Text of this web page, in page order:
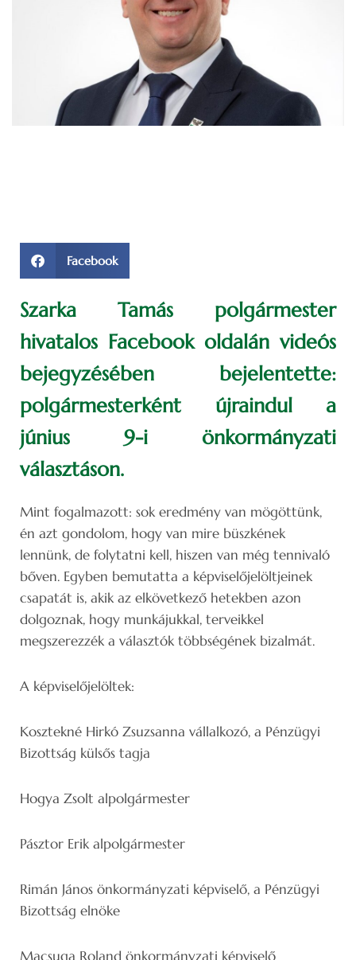
Facebook
Szarka Tamás polgármester
hivatalos Facebook oldalán videós
bejegyzésében bejelentette:
polgármesterként újraindul a
június 9-i önkormányzati
választáson.
Mint fogalmazott: sok eredmény van mögöttünk,
én azt gondolom, hogy van mire büszkének
lennünk, de folytatni kell, hiszen van még tennivaló
bőven. Egyben bemutatta a képviselőjelöltjeinek
csapatát is, akik az elkövetkező hetekben azon
dolgoznak, hogy munkájukkal, terveikkel
megszerezzék a választók többségének bizalmát.
A képviselőjelöltek:
Kosztekné Hirkó Zsuzsanna vállalkozó, a Pénzügyi
Bizottság külsős tagja
Hogya Zsolt alpolgármester
Pásztor Erik alpolgármester
Rimán János önkormányzati képviselő, a Pénzügyi
Bizottság elnöke
Macsuga Roland önkormányzati képviselő